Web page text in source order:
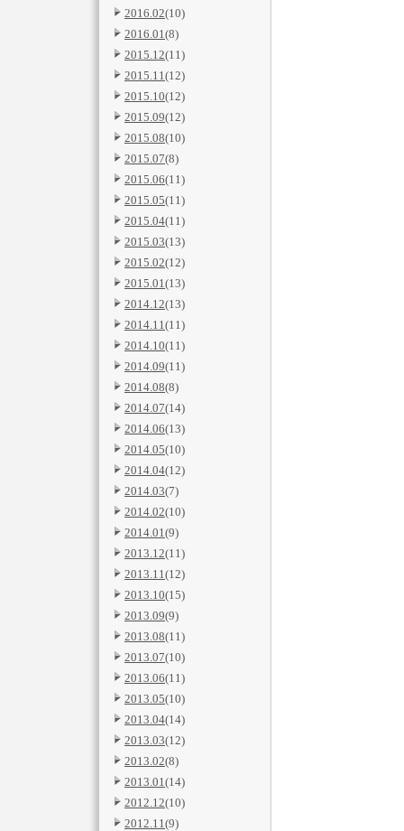
2016.02(10)
2016.01(8)
2015.12(11)
2015.11(12)
2015.10(12)
2015.09(12)
2015.08(10)
2015.07(8)
2015.06(11)
2015.05(11)
2015.04(11)
2015.03(13)
2015.02(12)
2015.01(13)
2014.12(13)
2014.11(11)
2014.10(11)
2014.09(11)
2014.08(8)
2014.07(14)
2014.06(13)
2014.05(10)
2014.04(12)
2014.03(7)
2014.02(10)
2014.01(9)
2013.12(11)
2013.11(12)
2013.10(15)
2013.09(9)
2013.08(11)
2013.07(10)
2013.06(11)
2013.05(10)
2013.04(14)
2013.03(12)
2013.02(8)
2013.01(14)
2012.12(10)
2012.11(9)